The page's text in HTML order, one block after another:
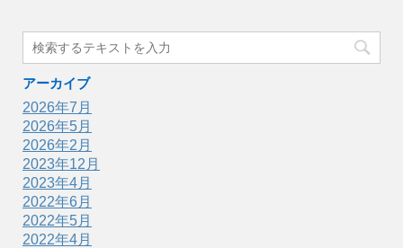
アーカイブ
2026年7月
2026年5月
2026年2月
2023年12月
2023年4月
2022年6月
2022年5月
2022年4月